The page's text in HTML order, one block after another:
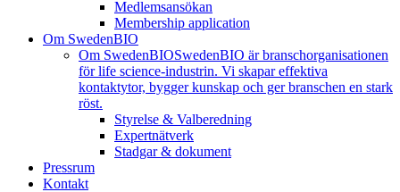
Medlemsansökan
Membership application
Om SwedenBIO
Om SwedenBIOSwedenBIO är branschorganisationen
för life science-industrin. Vi skapar effektiva
kontaktytor, bygger kunskap och ger branschen en stark
röst.
Styrelse & Valberedning
Expertnätverk
Stadgar & dokument
Pressrum
Kontakt